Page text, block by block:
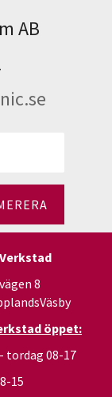
AB
8
öppet:
tordag 08-17
15